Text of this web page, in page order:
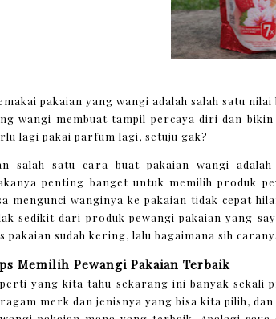
pakaian yang wangi adalah salah satu
wangi membuat tampil percaya diri dan
lagi pakai parfum lagi, setuju gak?
salah satu cara buat pakaian wangi
penting banget untuk memilih produk
mengunci wanginya ke pakaian tidak cepat
sedikit dari produk pewangi pakaian yang
pakaian sudah kering, lalu bagaimana sih
Memilih Pewangi Pakaian Terbaik
yang kita tahu sekarang ini banyak sekali
merk dan jenisnya yang bisa kita pilih,